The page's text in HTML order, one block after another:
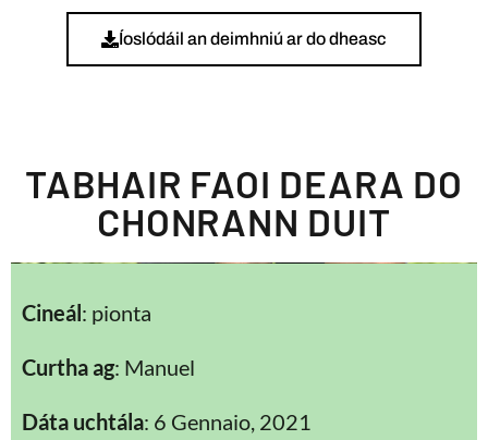
Íoslódáil an deimhniú ar do dheasc
TABHAIR FAOI DEARA DO
CHONRANN DUIT
Cineál: pionta
Curtha ag: Manuel
Dáta uchtála: 6 Gennaio, 2021